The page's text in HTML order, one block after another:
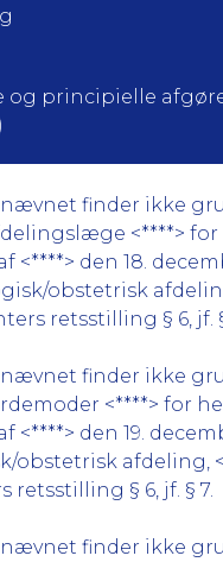
og principielle
finder ikke
<****> for
<****> den 18.
obstetrisk
retsstilling § 6, jf.
finder ikke
<****> for
<****> den 19.
obstetrisk afdeling,
retsstilling § 6, jf. § 7.
finder ikke